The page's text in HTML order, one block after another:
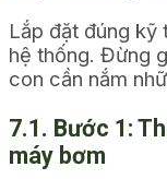
Lắp đặt đúng kỹ
hệ thống. Đừng
con cần nắm
7.1. Bước 1:
máy bơm